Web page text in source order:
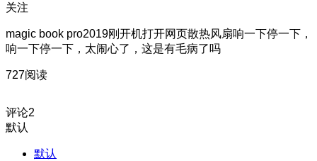
关注
magic book pro2019刚开机打开网页散热风扇响一下停一下，
响一下停一下，太闹心了，这是有毛病了吗
727阅读
评论2
默认
默认